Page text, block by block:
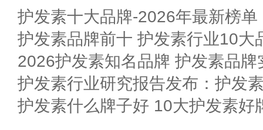
护发素十大品牌-2026年最新榜单
护发素品牌前十 护发素行业10大
2026护发素知名品牌 护发素品牌
护发素行业研究报告发布：护发
护发素什么牌子好 10大护发素好